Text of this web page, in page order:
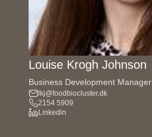
Louise Krogh Johnson
Business Development Manager
lkj@foodbiocluster.dk
2154 5909
Linkedin